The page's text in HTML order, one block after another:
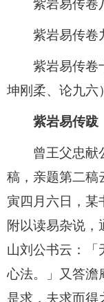
紫岩易传卷八
紫岩易传卷九
紫岩易传卷十
坤刚柔、论九六）
紫岩易传跋
曾王父忠献公
稿，亲题第二稿
寅四月六日，某
附以读易杂说，
山刘公书云：「
心法。」又答澹
是求，夫求而得